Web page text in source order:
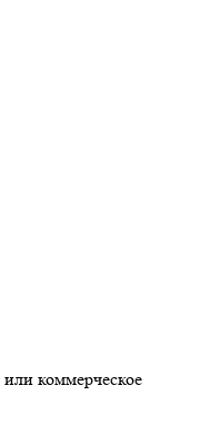
коммерческое